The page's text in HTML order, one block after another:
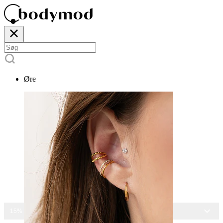
Øre
15% RABAT PÅ ALLE SMYKKER